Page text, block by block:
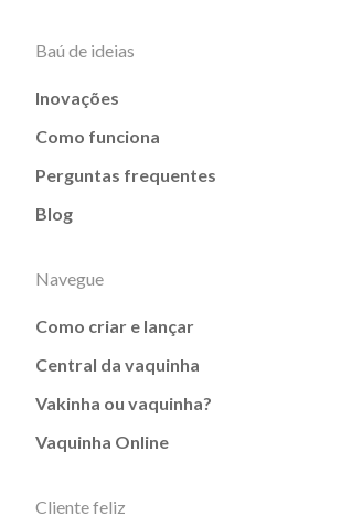
Baú de ideias
Inovações
Como funciona
Perguntas frequentes
Blog
Navegue
Como criar e lançar
Central da vaquinha
Vakinha ou vaquinha?
Vaquinha Online
Cliente feliz